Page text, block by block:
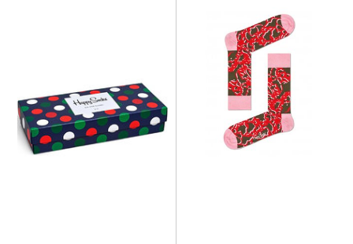
ПРИВІТНИЙ БОНУС - ЗНИЖКУ НА
ПЕРШЕ ПОКУПКУ